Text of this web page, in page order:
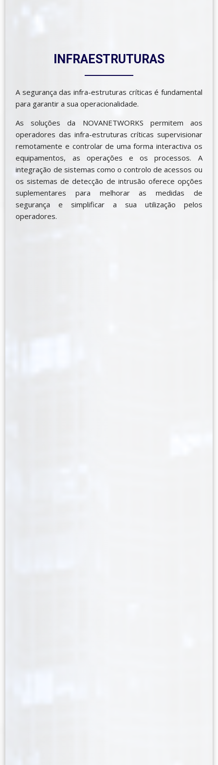
INFRAESTRUTURAS
A segurança das infra-estruturas críticas é fundamental
para garantir a sua operacionalidade.
As soluções da NOVANETWORKS permitem aos
operadores das infra-estruturas críticas supervisionar
remotamente e controlar de uma forma interactiva os
equipamentos, as operações e os processos. A
integração de sistemas como o controlo de acessos ou
os sistemas de detecção de intrusão oferece opções
suplementares para melhorar as medidas de
segurança e simplificar a sua utilização pelos
operadores.